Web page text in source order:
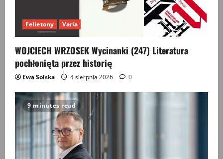
Felietony Varia
WOJCIECH WRZOSEK Wycinanki (247) Literatura
pochłonięta przez historię
Ewa Solska 4 sierpnia 2026 0
9 minutes read